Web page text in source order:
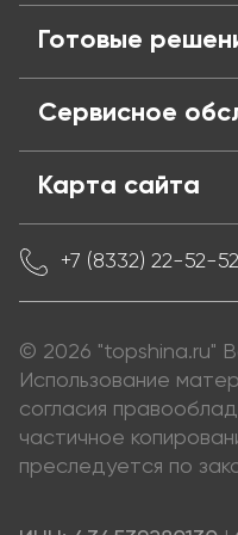
Готовые
Сервисное
Карта сайта
+7 (8332) 22-52-52
© 2026 "topshina.ru"
Использование
согласия
частичное
преследуется по